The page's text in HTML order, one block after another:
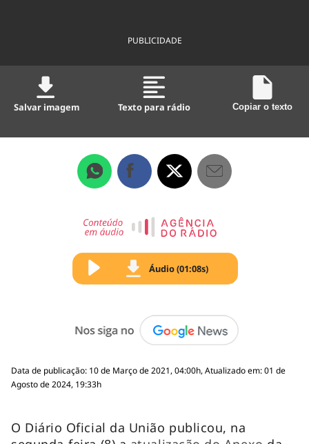
PUBLICIDADE
Salvar imagem Texto para rádio Copiar o texto
Áudio (01:08s)
Data de publicação: 10 de Março de 2021, 04:00h, Atualizado em: 01 de
Agosto de 2024, 19:33h
O Diário Oficial da União publicou, na